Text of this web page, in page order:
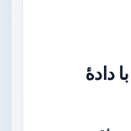
دادهٔ